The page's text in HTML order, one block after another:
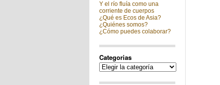
Y el río fluía como una
corriente de cuerpos
¿Qué es Ecos de Asia?
¿Quiénes somos?
¿Cómo puedes colaborar?
Categorias
Categorias